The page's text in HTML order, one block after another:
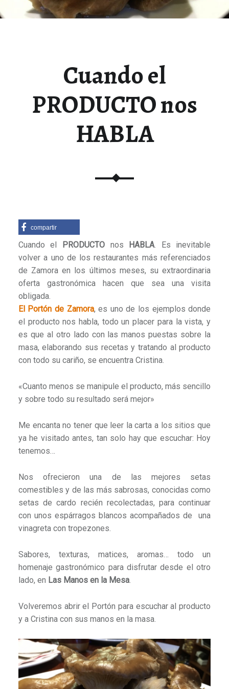
Cuando el
PRODUCTO nos
HABLA
compartir
Cuando el PRODUCTOnos HABLA. Es inevitable
volver a uno de los restaurantes más referenciados
de Zamora en los últimos meses, su extraordinaria
oferta gastronómica hacen que sea una visita
obligada.
El Portón de Zamora, es uno de los ejemplos donde
el producto nos habla, todo un placer para la vista, y
es que al otro lado con las manos puestas sobre la
masa, elaborando sus recetas y tratando al producto
con todo su cariño, se encuentra Cristina.
«Cuanto menos se manipule el producto, más sencillo
y sobre todo su resultado será mejor»
Me encanta no tener que leer la carta a los sitios que
ya he visitado antes, tan solo hay que escuchar: Hoy
tenemos…
Nos ofrecieron una de las mejores setas
comestibles y de las más sabrosas, conocidas como
setas de cardo recién recolectadas, para continuar
con unos espárragos blancos acompañados de una
vinagreta con tropezones.
Sabores, texturas, matices, aromas… todo un
homenaje gastronómico para disfrutar desde el otro
lado, en Las Manos en la Mesa.
Volveremos abrir el Portón para escuchar al producto
y a Cristina con sus manos en la masa.